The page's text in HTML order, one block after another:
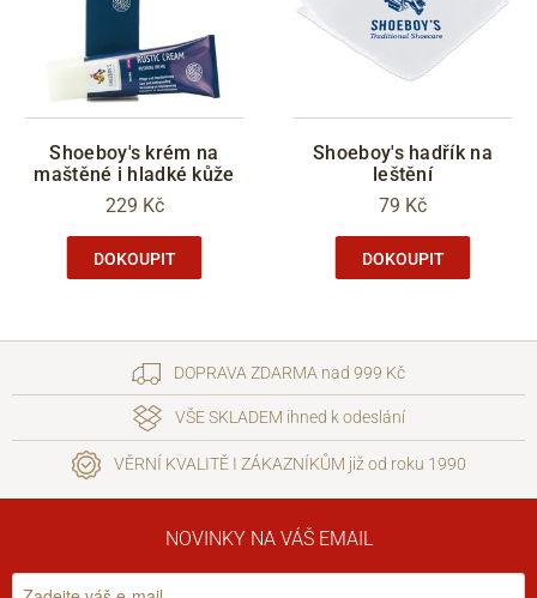
Shoeboy's krém na
maštěné i hladké kůže
229 Kč
DOKOUPIT
Shoeboy's hadřík na
leštění
79 Kč
DOKOUPIT
DOPRAVA ZDARMA nad 999 Kč
VŠE SKLADEM ihned k odeslání
VĚRNÍ KVALITĚ I ZÁKAZNÍKŮM již od roku 1990
NOVINKY NA VÁŠ EMAIL